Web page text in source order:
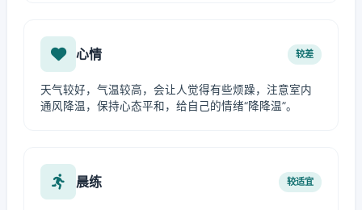
心情 较差
天气较好，气温较高，会让人觉得有些烦躁，注意室内
通风降温，保持心态平和，给自己的情绪“降降温”。
晨练 较适宜